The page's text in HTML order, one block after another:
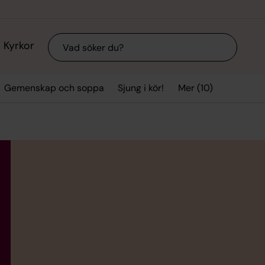
Kyrkor Sök
Gemenskap och soppa Sjung i kör! Mer (10)